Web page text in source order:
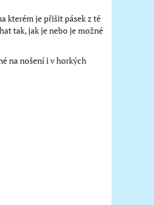
kterém je přišit pásek z té
tak, jak je nebo je možné
na nošení i v horkých